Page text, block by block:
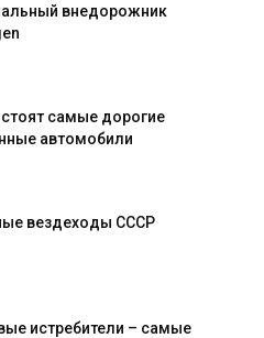
внедорожник
самые дорогие
автомобили
вездеходы СССР
истребители – самые